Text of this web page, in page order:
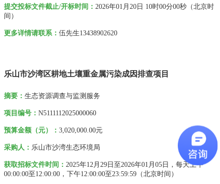
提交投标文件截止/开标时间： 2026年01月20日 10时00分00秒 （北京时
间）
更多详情请联系 ： 伍先生13438902620
乐山市沙湾区耕地土壤重金属污染成因排查项目
摘要 ： 生态资源调查与监测服务
项目编号： N5111112025000060
预算金额（元）： 3,020,000.00元
采购人 ： 乐山市沙湾生态环境局
获取招标文件时间： 2025年12月29日 至 2026年01月05日 ，每天上午
00:00:00至 12:00:00 ，下午12:00:00至 23:59:59 （北京时间）